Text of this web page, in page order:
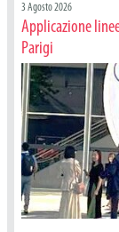
3 Agosto 2026
Applicazione
Parigi